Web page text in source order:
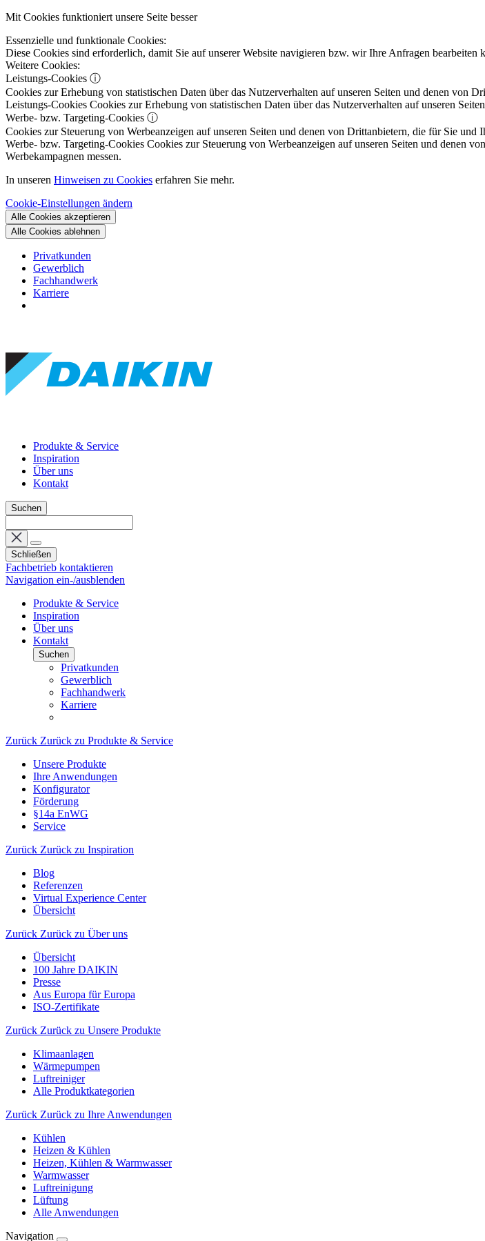
Mit Cookies funktioniert unsere Seite besser
Essenzielle und funktionale Cookies:
Diese Cookies sind erforderlich, damit Sie auf unserer Website navigieren bzw. wir Ihre Anfragen bearbeiten
Weitere Cookies:
Leistungs-Cookies ⓘ
Cookies zur Erhebung von statistischen Daten über das Nutzerverhalten auf unseren Seiten und denen von
Leistungs-Cookies Cookies zur Erhebung von statistischen Daten über das Nutzerverhalten auf unseren
Werbe- bzw. Targeting-Cookies ⓘ
Cookies zur Steuerung von Werbeanzeigen auf unseren Seiten und denen von Drittanbietern, die für Sie und
Werbe- bzw. Targeting-Cookies Cookies zur Steuerung von Werbeanzeigen auf unseren Seiten und denen
Werbekampagnen messen.
In unseren Hinweisen zu Cookies erfahren Sie mehr.
Cookie-Einstellungen ändern
Alle Cookies akzeptieren
Alle Cookies ablehnen
Privatkunden
Gewerblich
Fachhandwerk
Karriere
Produkte & Service
Inspiration
Über uns
Kontakt
Suchen
Schließen
Fachbetrieb kontaktieren
Navigation ein-/ausblenden
Produkte & Service
Inspiration
Über uns
Kontakt
Suchen
Privatkunden
Gewerblich
Fachhandwerk
Karriere
Zurück Zurück zu Produkte & Service
Unsere Produkte
Ihre Anwendungen
Konfigurator
Förderung
§14a EnWG
Service
Zurück Zurück zu Inspiration
Blog
Referenzen
Virtual Experience Center
Übersicht
Zurück Zurück zu Über uns
Übersicht
100 Jahre DAIKIN
Presse
Aus Europa für Europa
ISO-Zertifikate
Zurück Zurück zu Unsere Produkte
Klimaanlagen
Wärmepumpen
Luftreiniger
Alle Produktkategorien
Zurück Zurück zu Ihre Anwendungen
Kühlen
Heizen & Kühlen
Heizen, Kühlen & Warmwasser
Warmwasser
Luftreinigung
Lüftung
Alle Anwendungen
Navigation